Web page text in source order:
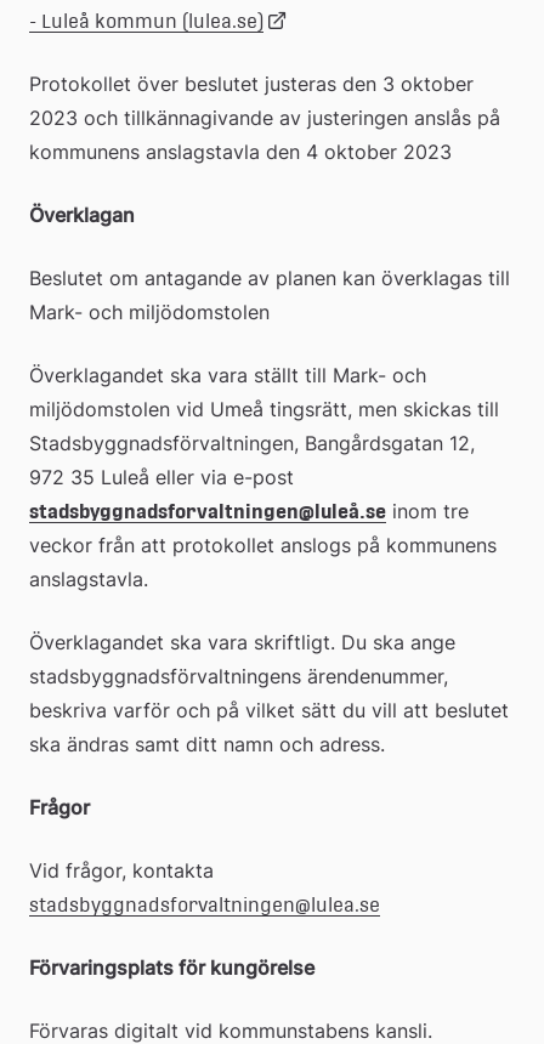
- Luleå kommun (lulea.se) Länk
extern
webbplats
Protokollet över beslutet justeras den 3 oktober
2023 och tillkännagivande av justeringen anslås på
kommunens anslagstavla den 4 oktober 2023
Överklagan
Beslutet om antagande av planen kan överklagas till
Mark- och miljödomstolen
Överklagandet ska vara ställt till Mark- och
miljödomstolen vid Umeå tingsrätt, men skickas till
Stadsbyggnadsförvaltningen, Bangårdsgatan 12,
stadsbyggnadsforvaltningen@luleå.se inom tre
veckor från att protokollet anslogs på kommunens
anslagstavla.
Överklagandet ska vara skriftligt. Du ska ange
stadsbyggnadsförvaltningens ärendenummer,
beskriva varför och på vilket sätt du vill att beslutet
ska ändras samt ditt namn och adress.
Frågor
stadsbyggnadsforvaltningen@lulea.se
Förvaringsplats för kungörelse
Förvaras digitalt vid kommunstabens kansli.